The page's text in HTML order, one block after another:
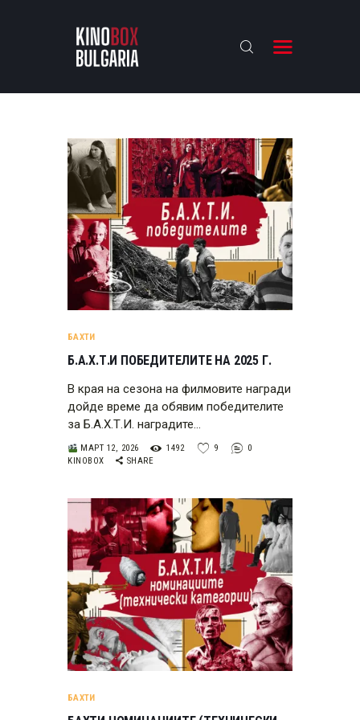
KINOBOX BULGARIA
АНАЛИЗИ
БАХТИ НАГРАДИТЕ
ИНТЕРВЮТА
ЗА НАС
БАХТИ
Б.А.Х.Т.И ПОБЕДИТЕЛИТЕ НА 2025 Г.
В края на сезона на филмовите награди
дойде време да обявим победителите
за Б.А.Х.Т.И. наградите…
МАРТ 12, 2026 1492 9
0
KINOBOX
SHARE
БАХТИ